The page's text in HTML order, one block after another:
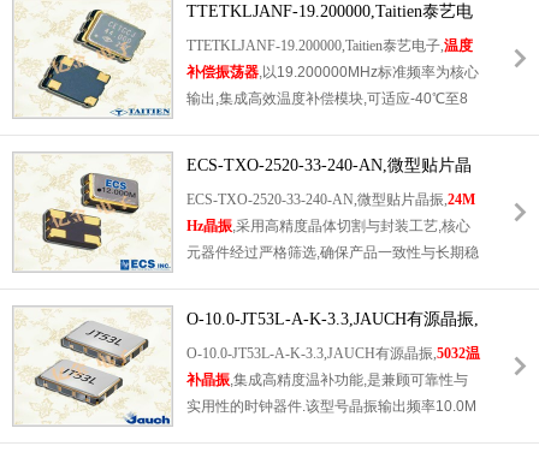
控制,GPS导航等对频率稳定性要求严苛的场
景,密封陶瓷封装设计提升抗干扰能力与使用寿
命.
TTETKLJANF-19.200000,Taitien泰艺电
子,温度补偿振荡器
TTETKLJANF-19.200000,Taitien泰艺电子, 温度
补偿振荡器 ,以19.200000MHz标准频率为核心
输出,集成高效温度补偿模块,可适应-40℃至8
强,长期工作稳定性高的特点,同时兼顾小型化
封装需求,适配空间受限的精密电子设备,广泛
应用于物联网,智能终端等领域.
ECS-TXO-2520-33-240-AN,微型贴片晶
振,24MHz晶振
ECS-TXO-2520-33-240-AN,微型贴片晶振, 24M
Hz晶振 ,采用高精度晶体切割与封装工艺,核心
元器件经过严格筛选,确保产品一致性与长期稳
简化电路设计.产品符合RoHS环保标准,具备良
好的防潮,防震性能,为电子设备的稳定运行提
供坚实的时钟保障.
O-10.0-JT53L-A-K-3.3,JAUCH有源晶振,
5032温补晶振
O-10.0-JT53L-A-K-3.3,JAUCH有源晶振, 5032温
补晶振 ,集成高精度温补功能,是兼顾可靠性与
实用性的时钟器件.该型号晶振输出频率10.0M